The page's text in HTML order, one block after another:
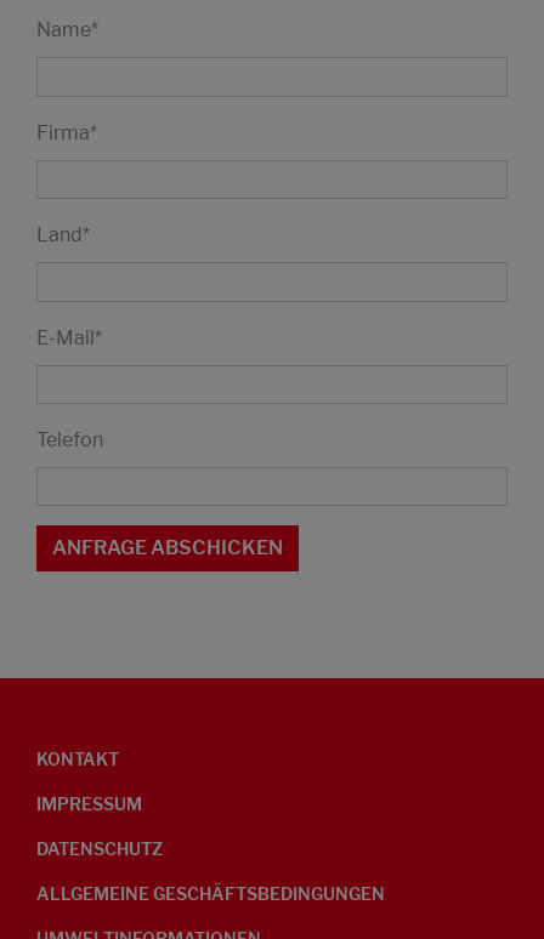
Name*
Firma*
Land*
E-Mail*
Telefon
KONTAKT
IMPRESSUM
DATENSCHUTZ
ALLGEMEINE GESCHÄFTSBEDINGUNGEN